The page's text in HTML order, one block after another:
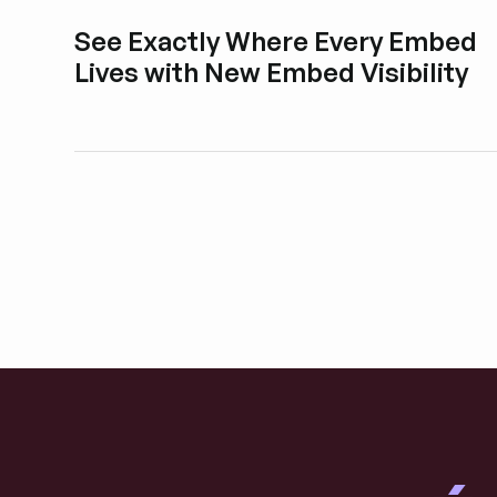
See Exactly Where Every Embed
Lives with New Embed Visibility